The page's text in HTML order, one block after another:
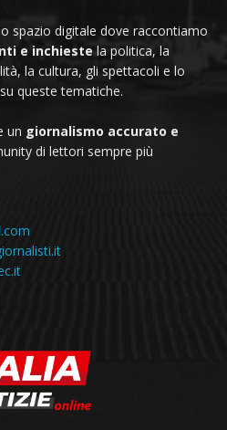
spazio digitale dove raccontiamo
e inchieste la politica, la
la cultura, gli spettacoli e lo
queste tematiche.
un giornalismo accurato e
di lettori sempre più